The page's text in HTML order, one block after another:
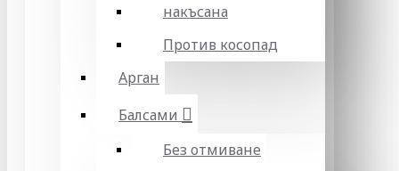
накъсана
Против косопад
Арган
Балсами
Без отмиване